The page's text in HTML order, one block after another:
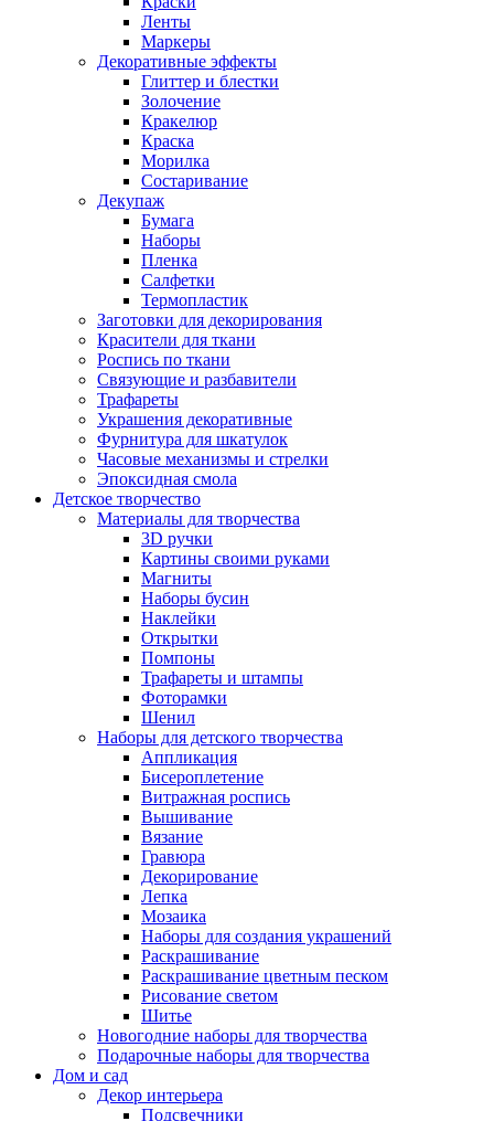
Ленты
Маркеры
Декоративные эффекты
Глиттер и блестки
Золочение
Кракелюр
Краска
Морилка
Состаривание
Декупаж
Бумага
Наборы
Пленка
Салфетки
Термопластик
Заготовки для декорирования
Красители для ткани
Роспись по ткани
Связующие и разбавители
Трафареты
Украшения декоративные
Фурнитура для шкатулок
Часовые механизмы и стрелки
Эпоксидная смола
Детское творчество
Материалы для творчества
3D ручки
Картины своими руками
Магниты
Наборы бусин
Наклейки
Открытки
Помпоны
Трафареты и штампы
Фоторамки
Шенил
Наборы для детского творчества
Аппликация
Бисероплетение
Витражная роспись
Вышивание
Вязание
Гравюра
Декорирование
Лепка
Мозаика
Наборы для создания украшений
Раскрашивание
Раскрашивание цветным песком
Рисование светом
Шитье
Новогодние наборы для творчества
Подарочные наборы для творчества
Дом и сад
Декор интерьера
Подсвечники